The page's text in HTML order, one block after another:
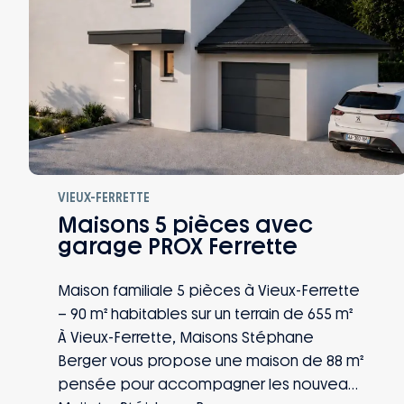
VIEUX-FERRETTE
Maisons 5 pièces avec
garage PROX Ferrette
Maison familiale 5 pièces à Vieux-Ferrette
– 90 m² habitables sur un terrain de 655 m²
À Vieux-Ferrette, Maisons Stéphane
Berger vous propose une maison de 88 m²
pensée pour accompagner les nouveaux